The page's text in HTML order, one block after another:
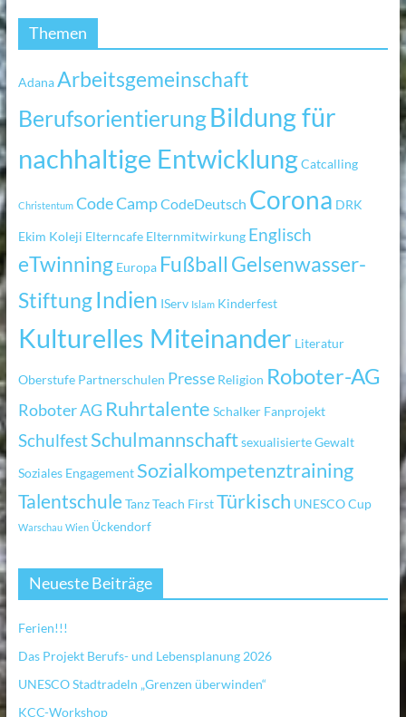
Themen
AdanaArbeitsgemeinschaft
BerufsorientierungBildung für
nachhaltige EntwicklungCatcalling
Christentum Code CampCodeDeutsch Corona DRK
Ekim Koleji Elterncafe Elternmitwirkung Englisch
eTwinning Europa Fußball Gelsenwasser-
StiftungIndien IServ Islam Kinderfest
Kulturelles Miteinander Literatur
Oberstufe Partnerschulen Presse Religion Roboter-AG
Roboter AG Ruhrtalente Schalker Fanprojekt
SchulfestSchulmannschaftsexualisierte Gewalt
Soziales Engagement Sozialkompetenztraining
TalentschuleTanzTeach FirstTürkisch UNESCO Cup
Warschau Wien Ückendorf
Neueste Beiträge
Ferien!!!
Das Projekt Berufs- und Lebensplanung 2026
UNESCO Stadtradeln „Grenzen überwinden“
KCC-Workshop